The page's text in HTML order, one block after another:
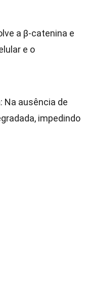
a β-catenina e
e o
: Na ausência de
impedindo